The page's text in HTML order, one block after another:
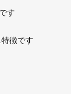
す
徴です